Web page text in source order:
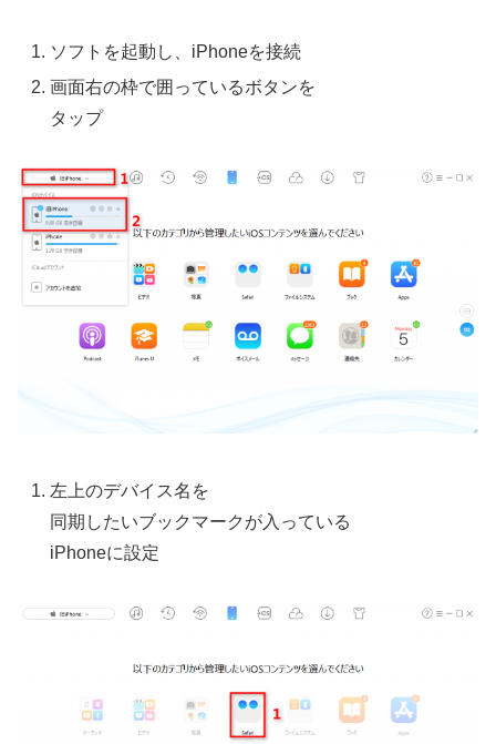
ソフトを起動し、iPhoneを接続
画面右の枠で囲っているボタンを
タップ
左上のデバイス名を
同期したいブックマークが入っている
iPhoneに設定